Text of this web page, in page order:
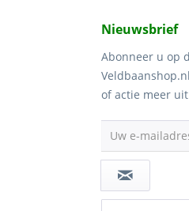
Nieuwsbrief
Abonneer u op
of actie meer
Uw e-